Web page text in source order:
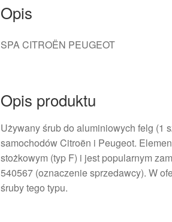
Opis
SPA CITROËN PEUGEOT
Opis produktu
Używany śrub do aluminiowych felg (1
samochodów Citroën i Peugeot.
stożkowym (typ F) i jest popularnym
540567 (oznaczenie sprzedawcy). W
śruby tego typu.